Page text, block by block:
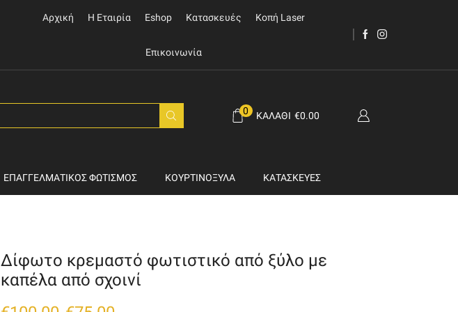
Αρχική Η Εταιρία Eshop Κατασκευές Κοπή Laser
Επικοινωνία
0 ΚΑΛΆΘΙ €0.00
ΕΠΑΓΓΕΛΜΑΤΙΚΌΣ ΦΩΤΙΣΜΌΣ ΚΟΥΡΤΙΝΌΞΥΛΑ ΚΑΤΑΣΚΕΥΈΣ
Δίφωτο κρεμαστό φωτιστικό από ξύλο με
καπέλα από σχοινί